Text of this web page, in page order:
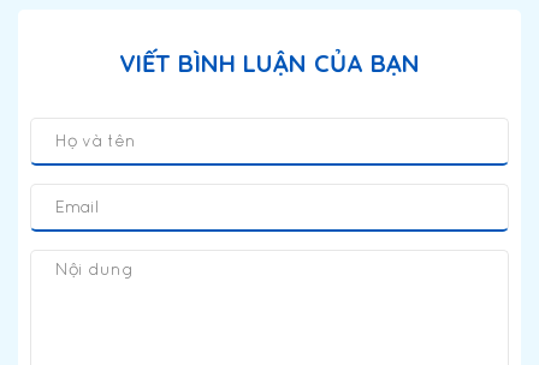
VIẾT BÌNH LUẬN CỦA BẠN